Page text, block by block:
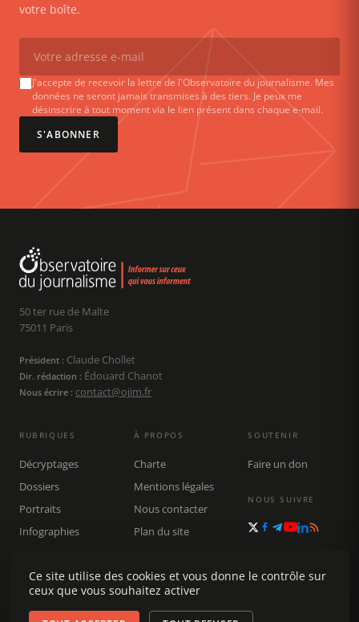
votre boîte.
J'accepte de recevoir la lettre de l'Observatoire du journalisme. Mes
données ne seront jamais transmises à des tiers. Je peux me
désinscrire à tout moment via le lien présent dans chaque e-mail.
S'ABONNER
50 ter rue de Malte
75011 Paris
Président : Claude Chollet
Dir. rédaction : Édouard Chanot
Nous écrire : contact@ojim.fr
RUBRIQUES
Décryptages
Dossiers
Portraits
Infographies
Rechercher
À PROPOS
Charte
Mentions légales
Nous contacter
Plan du site
SOUTENIR
Faire un don
NOUS SUIVRE
Ce site utilise des cookies et vous donne le contrôle sur
ceux que vous souhaitez activer